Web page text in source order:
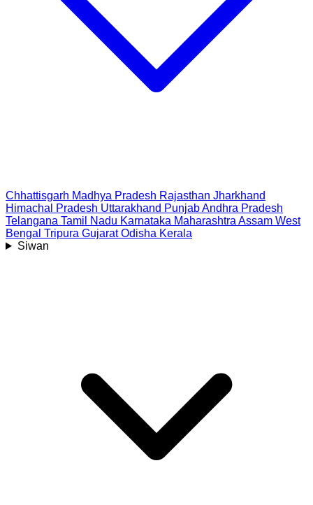
Chhattisgarh Madhya Pradesh Rajasthan Jharkhand
Himachal Pradesh Uttarakhand PunjabAndhra Pradesh
Telangana Tamil Nadu Karnataka Maharashtra Assam West
Bengal Tripura Gujarat Odisha Kerala
Siwan